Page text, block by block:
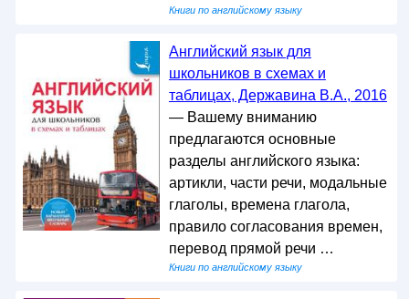
Книги по английскому языку
Английский язык для
школьников в схемах и
таблицах, Державина В.А., 2016
— Вашему вниманию
предлагаются основные
разделы английского языка:
артикли, части речи, модальные
глаголы, времена глагола,
правило согласования времен,
перевод прямой речи …
Книги по английскому языку